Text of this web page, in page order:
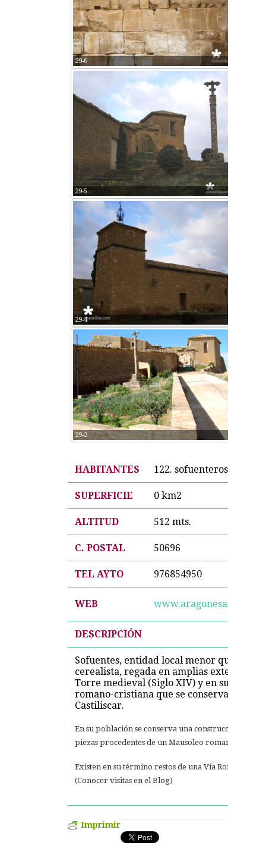
29-6
29-5
29-4
29-2
HABITANTES 122. sofuenteros
SUPERFICIE 0 km2
ALTITUD 512 mts.
C. POSTAL 50696
TEL AYTO 976854950
WEB www.aragonesasi.com/
DESCRIPCIÓN
Sofuentes, entidad local menor que
cerealista, regada en amplias
Torre medieval (Siglo XIV) y en su
romano-cristiana que se conserva como
Castiliscar.
En su población se conserva una construcción
piezas procedentes de un Mausoleo romano,
Existen en su término restos de una Vía Romana e
(Conocer visitas en el Blog)
Imprimir